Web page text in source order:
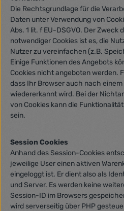
Die Rechtsgrundlage für die
Daten unter Verwendung von
Abs. 1 lit. f EU-DSGVO. Der
notwendiger Cookies ist es, die
Nutzer zu vereinfachen (z.B.
Einige Funktionen des Angebots
Cookies nicht angeboten werden.
dass Ihr Browser auch nach
wiedererkannt wird. Bei der
von Cookies kann die
sein.
Session Cookies
Anhand des Session-Cookies
jeweilige User einen aktiven
eingeloggt ist. Er dient also als
und Server. Es werden keine
Session-ID im Browsers
wird serverseitig über PHP